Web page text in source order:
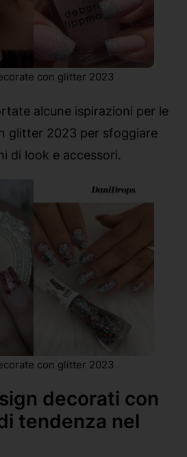
con glitter 2023
alcune ispirazioni per le
glitter 2023 per sfoggiare
di look e accessori.
con glitter 2023
decorati con
tendenza nel